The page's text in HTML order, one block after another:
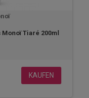
Tiaré 200ml
KAUFEN